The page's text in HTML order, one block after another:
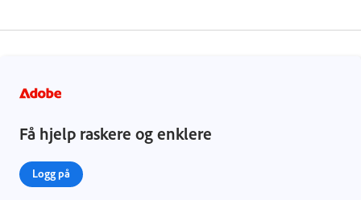
Få hjelp raskere og enklere
Logg på